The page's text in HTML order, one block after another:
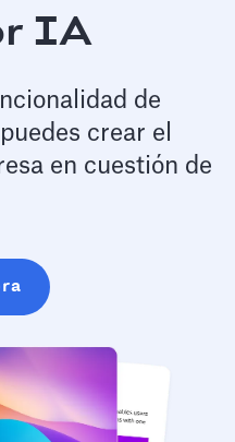
IA
de
crear el
en cuestión de